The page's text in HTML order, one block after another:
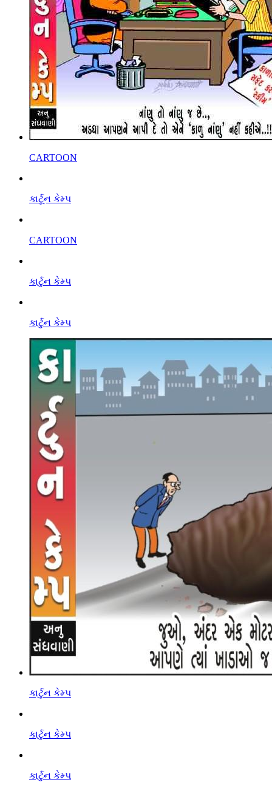
CARTOON
કાર્ટૂન કેમ્પ
CARTOON
કાર્ટુન કેમ્પ
કાર્ટુન કેમ્પ
કાર્ટુન કેમ્પ
કાર્ટુન કેમ્પ
કાર્ટુન કેમ્પ